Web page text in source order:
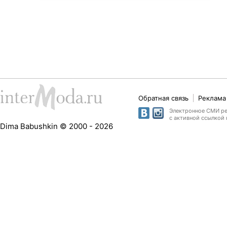
Dima Babushkin © 2000 - 2026
Обратная связь
Электронное СМИ
с активной ссылкой